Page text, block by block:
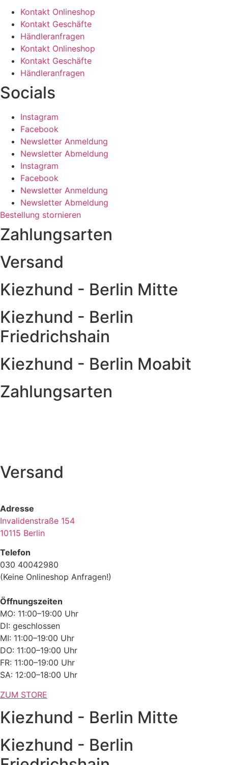
Kontakt Onlineshop
Kontakt Geschäfte
Händleranfragen
Kontakt Onlineshop
Kontakt Geschäfte
Händleranfragen
Socials
Instagram
Facebook
Newsletter Anmeldung
Newsletter Abmeldung
Instagram
Facebook
Newsletter Anmeldung
Newsletter Abmeldung
Bestellung stornieren
Zahlungsarten
Versand
Kiezhund - Berlin Mitte
Kiezhund - Berlin
Friedrichshain
Kiezhund - Berlin Moabit
Zahlungsarten
Versand
Adresse
Invalidenstraße 154
10115 Berlin
Telefon
030 40042980
(Keine Onlineshop Anfragen!)
Öffnungszeiten
MO: 11:00–19:00 Uhr
DI: geschlossen
MI: 11:00–19:00 Uhr
DO: 11:00–19:00 Uhr
FR: 11:00–19:00 Uhr
SA: 12:00–18:00 Uhr
ZUM STORE
Kiezhund - Berlin Mitte
Kiezhund - Berlin